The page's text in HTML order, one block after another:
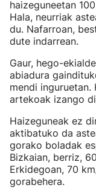
haizeguneetan
Hala, neurriak
du. Nafarroan,
dute indarrean.
Gaur, hego-
abiadura
mendi inguruetan.
artekoak izango
Haizeguneak ez
aktibatuko da
gorako boladak
Bizkaian, berriz,
Erkidegoan, 70
gorabehera.